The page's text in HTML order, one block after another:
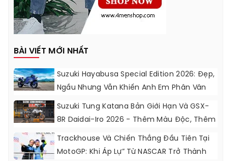
BÀI VIẾT MỚI NHẤT
Suzuki Hayabusa Special Edition 2026: Đẹp,
Ngầu Nhưng Vẫn Khiến Anh Em Phân Vân
Suzuki Tung Katana Bản Giới Hạn Và GSX-
8R Daidai-Iro 2026 - Thêm Màu Độc, Thêm
Đồ Chơi, Thêm Cá Tính
Trackhouse Và Chiến Thắng Đầu Tiên Tại
MotoGP: Khi Áp Lự” Từ NASCAR Trở Thành